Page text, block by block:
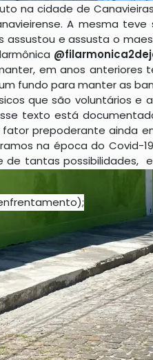
na cidade de
A mesma
e assusta o
em anos anteriores
fundo para manter as
que são voluntários e
texto está
prepoderante ainda
na época do Covid-
tantas possibilidades,